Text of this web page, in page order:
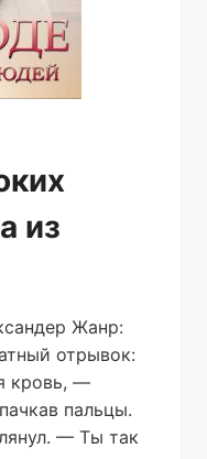
из
Жанр:
отрывок:
кровь, —
пальцы.
— Ты так